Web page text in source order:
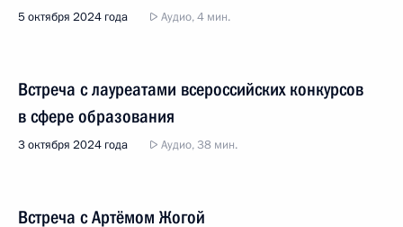
5 октября 2024 года Аудио, 4 мин.
Встреча с лауреатами всероссийских конкурсов
в сфере образования
3 октября 2024 года Аудио, 38 мин.
Встреча с Артёмом Жогой